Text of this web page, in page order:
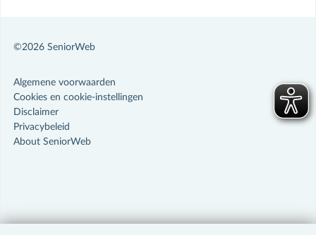
©2026 SeniorWeb
Algemene voorwaarden
Cookies en cookie-instellingen
Disclaimer
Privacybeleid
About SeniorWeb